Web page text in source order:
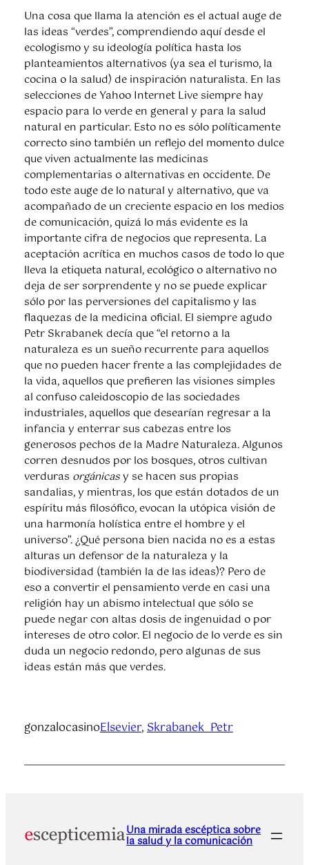
Una cosa que llama la atención es el actual auge de
las ideas “verdes”, comprendiendo aquí desde el
ecologismo y su ideología política hasta los
planteamientos alternativos (ya sea el turismo, la
cocina o la salud) de inspiración naturalista. En las
selecciones de Yahoo Internet Live siempre hay
espacio para lo verde en general y para la salud
natural en particular. Esto no es sólo políticamente
correcto sino también un reflejo del momento dulce
que viven actualmente las medicinas
complementarias o alternativas en occidente. De
todo este auge de lo natural y alternativo, que va
acompañado de un creciente espacio en los medios
de comunicación, quizá lo más evidente es la
importante cifra de negocios que representa. La
aceptación acrítica en muchos casos de todo lo que
lleva la etiqueta natural, ecológico o alternativo no
deja de ser sorprendente y no se puede explicar
sólo por las perversiones del capitalismo y las
flaquezas de la medicina oficial. El siempre agudo
Petr Skrabanek decía que “el retorno a la
naturaleza es un sueño recurrente para aquellos
que no pueden hacer frente a las complejidades de
la vida, aquellos que prefieren las visiones simples
al confuso caleidoscopio de las sociedades
industriales, aquellos que desearían regresar a la
infancia y enterrar sus cabezas entre los
generosos pechos de la Madre Naturaleza. Algunos
corren desnudos por los bosques, otros cultivan
verduras orgánicasy se hacen sus propias
sandalias, y mientras, los que están dotados de un
espíritu más filosófico, evocan la utópica visión de
una harmonía holística entre el hombre y el
universo”. ¿Qué persona bien nacida no es a estas
alturas un defensor de la naturaleza y la
biodiversidad (también la de las ideas)? Pero de
eso a convertir el pensamiento verde en casi una
religión hay un abismo intelectual que sólo se
puede negar con altas dosis de ingenuidad o por
intereses de otro color. El negocio de lo verde es sin
duda un negocio redondo, pero algunas de sus
ideas están más que verdes.
gonzalocasinoElsevier, Skrabanek_Petr
Una mirada escéptica sobre
la salud y la comunicación